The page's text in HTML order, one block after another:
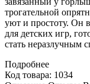
трогательной
уют и простоту. Он
для детских игр,
стать неразлучным
Подробнее
Код товара: 1034